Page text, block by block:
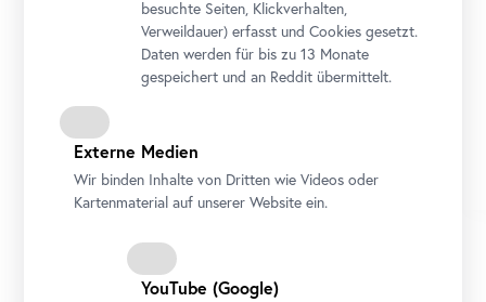
Mit Baby im Museum: Gustav Klimt.
Kunst in Wien um 1900
31. August 2026 14:30 - 15:30
ausgebucht
1/9
besuchte Seiten, Klickverhalten,
Verweildauer) erfasst und Cookies gesetzt.
Daten werden für bis zu 13 Monate
gespeichert und an Reddit übermittelt.
Externe Medien
Wir binden Inhalte von Dritten wie Videos oder
Kartenmaterial auf unserer Website ein.
YouTube (Google)